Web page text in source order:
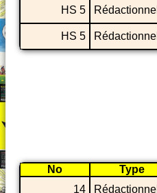
HS 5 Rédactionnel
HS 5
Rédactionnel
No Type
14
Rédactionnel